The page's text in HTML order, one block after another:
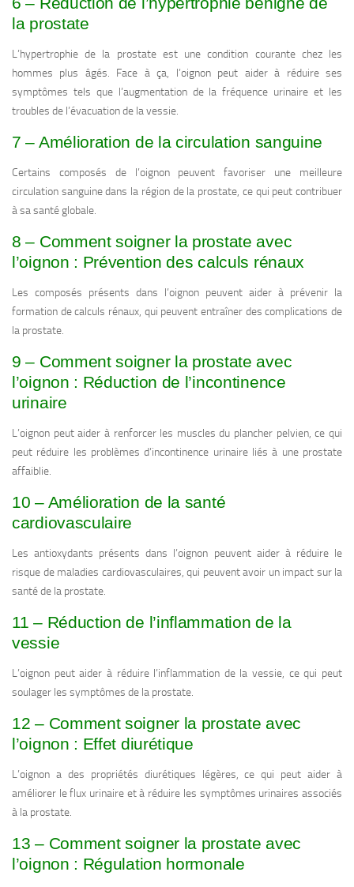
la prostate
L’hypertrophie de la prostate est une condition courante chez les
hommes plus âgés. Face à ça, l’oignon peut aider à réduire ses
symptômes tels que l’augmentation de la fréquence urinaire et les
troubles de l’évacuation de la vessie.
7 – Amélioration de la circulation sanguine
Certains composés de l’oignon peuvent favoriser une meilleure
circulation sanguine dans la région de la prostate, ce qui peut contribuer
à sa santé globale.
8 – Comment soigner la prostate avec
l’oignon : Prévention des calculs rénaux
Les composés présents dans l’oignon peuvent aider à prévenir la
formation de calculs rénaux, qui peuvent entraîner des complications de
la prostate.
9 – Comment soigner la prostate avec
l’oignon : Réduction de l’incontinence
urinaire
L’oignon peut aider à renforcer les muscles du plancher pelvien, ce qui
peut réduire les problèmes d’incontinence urinaire liés à une prostate
affaiblie.
10 – Amélioration de la santé
cardiovasculaire
Les antioxydants présents dans l’oignon peuvent aider à réduire le
risque de maladies cardiovasculaires, qui peuvent avoir un impact sur la
santé de la prostate.
11 – Réduction de l’inflammation de la
vessie
L’oignon peut aider à réduire l’inflammation de la vessie, ce qui peut
soulager les symptômes de la prostate.
12 – Comment soigner la prostate avec
l’oignon : Effet diurétique
L’oignon a des propriétés diurétiques légères, ce qui peut aider à
améliorer le flux urinaire et à réduire les symptômes urinaires associés
à la prostate.
13 – Comment soigner la prostate avec
l’oignon : Régulation hormonale